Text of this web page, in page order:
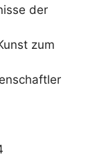
der
zum